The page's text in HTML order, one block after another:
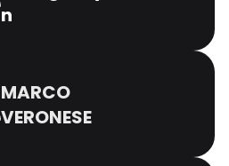
n
MARCO
VERONESE